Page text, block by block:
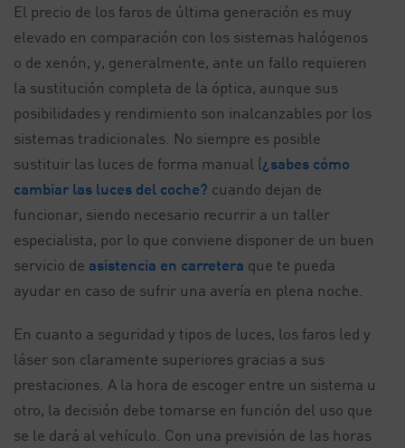
El precio de los faros de última generación es muy
elevado en comparación con los sistemas halógenos
o de xenón, y, generalmente, ante un fallo requieren
la sustitución completa de la óptica, aunque sus
posibilidades y rendimiento son inalcanzables por los
sistemas tradicionales. No siempre es posible
sustituir las luces de forma manual (¿sabes cómo
cambiar las luces del coche? cuando dejan de
funcionar, siendo necesario recurrir a un taller
especialista, por lo que conviene disponer de un buen
servicio de asistencia en carretera que te pueda
ayudar en caso de sufrir una avería en plena noche.
En cuanto a seguridad y tipos de luces, los faros led y
láser son claramente superiores gracias a sus
prestaciones. A la hora de escoger entre un sistema u
otro, la decisión debe tomarse en función del uso que
se le dará al vehículo. Con una previsión de las horas